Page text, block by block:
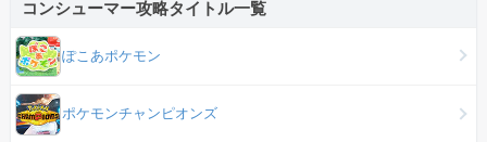
コンシューマー攻略タイトル一覧
ぽこあポケモン
ポケモンチャンピオンズ